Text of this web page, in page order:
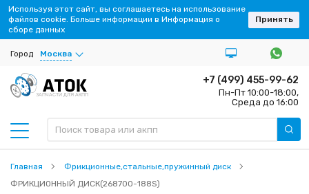
Город Москва
ЗАПЧАСТИ ДЛЯ АКПП
+7 (499) 455-99-62
Пн-Пт 10:00-18:00,
Среда до 16:00
Главная
Фрикционные,стальные,пружинный диск
ФРИКЦИОННЫЙ ДИСК(268700-188S)
Используя этот сайт, вы соглашаетесь на использование
файлов cookie. Больше информации в Информация о
сборе данных
Принять